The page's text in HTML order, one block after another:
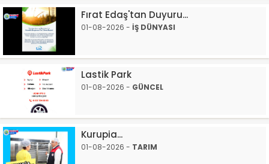
Fırat Edaş'tan Duyuru...
01-08-2026 - İŞ DÜNYASI
Lastik Park
01-08-2026 - GÜNCEL
Kurupia...
01-08-2026 - TARIM